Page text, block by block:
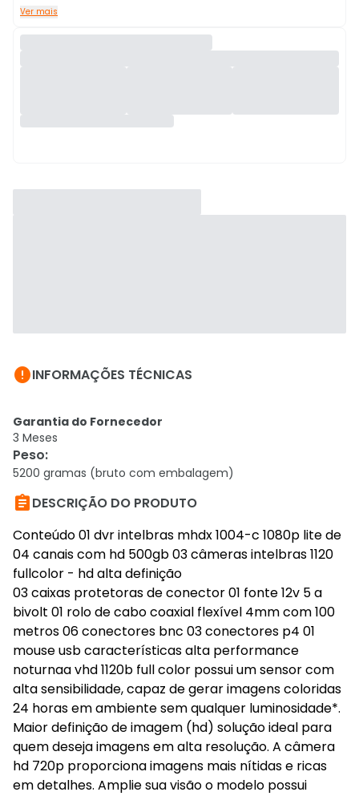
Ver mais
INFORMAÇÕES TÉCNICAS
Garantia do Fornecedor
3 Meses
Peso:
5200 gramas (bruto com embalagem)
DESCRIÇÃO DO PRODUTO
Conteúdo 01 dvr intelbras mhdx 1004-c 1080p lite de
04 canais com hd 500gb 03 câmeras intelbras 1120
fullcolor - hd alta definição
03 caixas protetoras de conector 01 fonte 12v 5 a
bivolt 01 rolo de cabo coaxial flexível 4mm com 100
metros 06 conectores bnc 03 conectores p4 01
mouse usb características alta performance
noturnaa vhd 1120b full color possui um sensor com
alta sensibilidade, capaz de gerar imagens coloridas
24 horas em ambiente sem qualquer luminosidade*.
Maior definição de imagem (hd) solução ideal para
quem deseja imagens em alta resolução. A câmera
hd 720p proporciona imagens mais nítidas e ricas
em detalhes. Amplie sua visão o modelo possui